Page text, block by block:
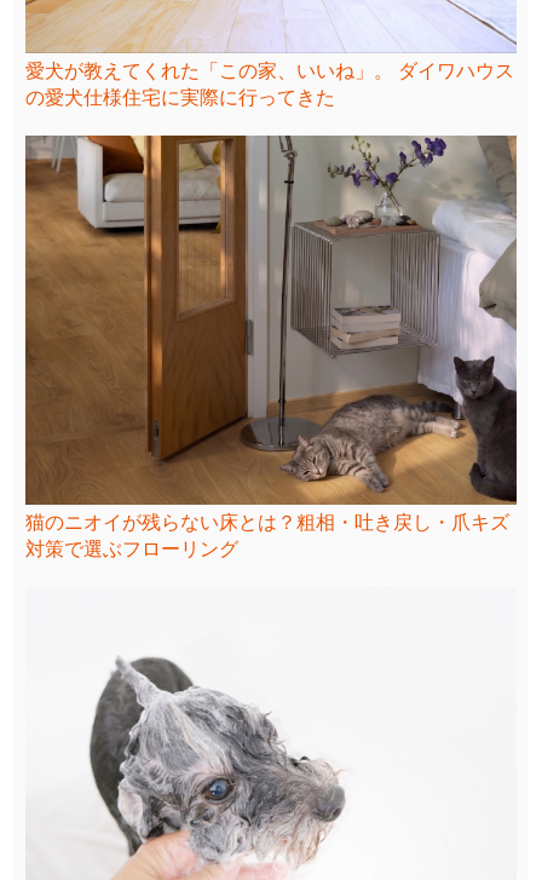
愛犬が教えてくれた「この家、いいね」。 ダイワハウス
の愛犬仕様住宅に実際に行ってきた
猫のニオイが残らない床とは？粗相・吐き戻し・爪キズ
対策で選ぶフローリング